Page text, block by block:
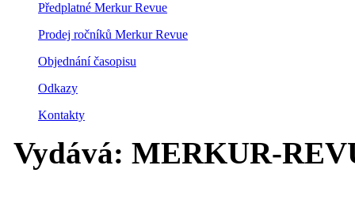
Předplatné Merkur Revue
Prodej ročníků Merkur Revue
Objednání časopisu
Odkazy
Kontakty
Vydává: MERKUR-